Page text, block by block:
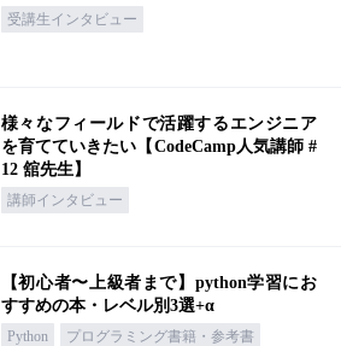
受講生インタビュー
様々なフィールドで活躍するエンジニア
を育てていきたい【CodeCamp人気講師 #
12 舘先生】
講師インタビュー
【初心者〜上級者まで】python学習にお
すすめの本・レベル別3選+α
Python プログラミング書籍・参考書